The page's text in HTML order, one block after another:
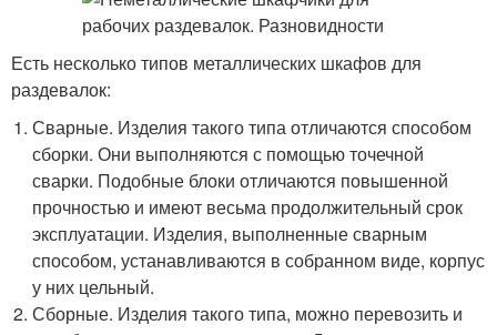
Есть несколько типов металлических шкафов для
раздевалок:
Сварные. Изделия такого типа отличаются способом
сборки. Они выполняются с помощью точечной
сварки. Подобные блоки отличаются повышенной
прочностью и имеют весьма продолжительный срок
эксплуатации. Изделия, выполненные сварным
способом, устанавливаются в собранном виде, корпус
у них цельный.
Сборные. Изделия такого типа, можно перевозить и